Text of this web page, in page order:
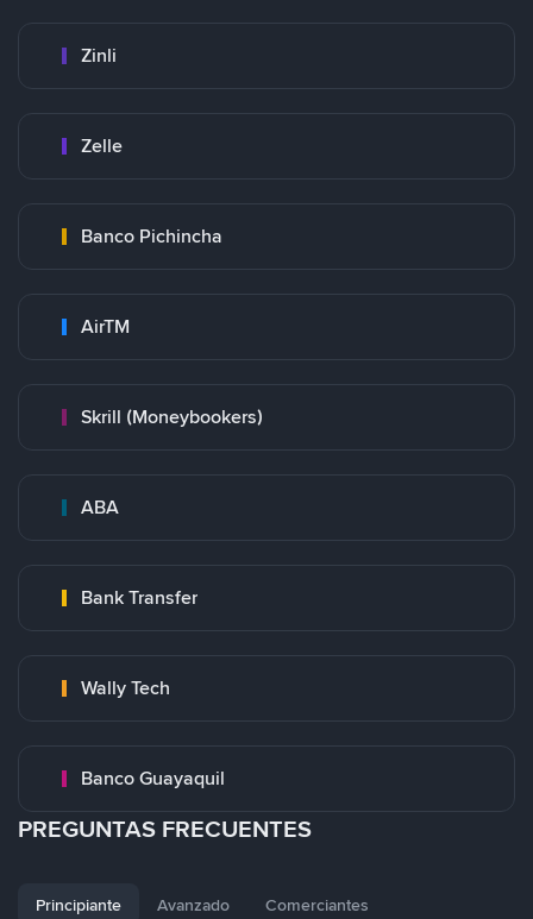
Zinli
Zelle
Banco Pichincha
AirTM
Skrill (Moneybookers)
ABA
Bank Transfer
Wally Tech
Banco Guayaquil
PREGUNTAS FRECUENTES
Principiante Avanzado Comerciantes